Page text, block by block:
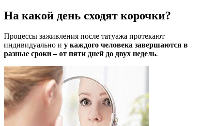
На какой день сходят корочки?
Процессы заживления после татуажа протекают
индивидуально и у каждого человека завершаются в
разные сроки – от пяти дней до двух недель.